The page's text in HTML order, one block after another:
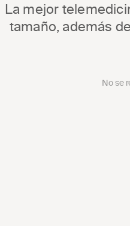
La mejor
tamaño, además
No se